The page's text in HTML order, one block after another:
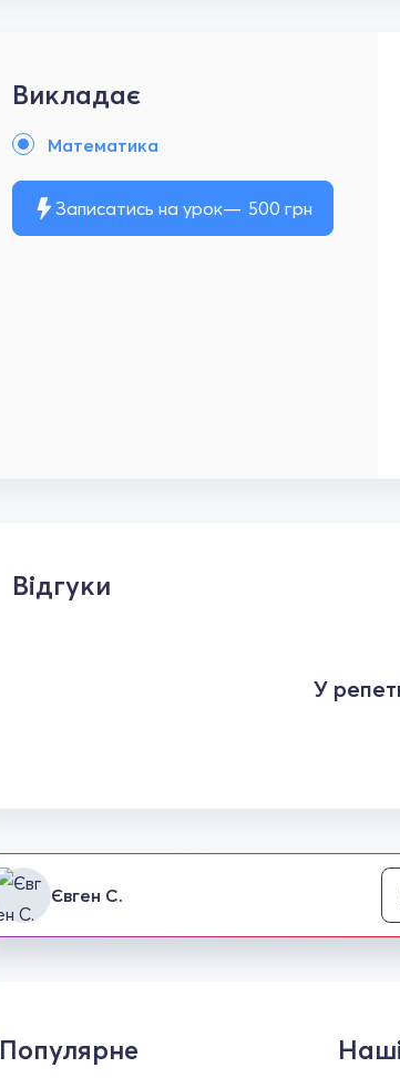
Викладає
Математика
Записатись на урок 500 грн
Відгуки
У
Євген С.
Популярне